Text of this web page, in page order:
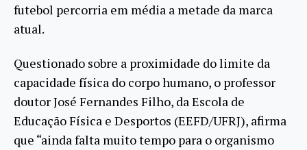
futebol percorria em média a metade da marca
atual.
Questionado sobre a proximidade do limite da
capacidade física do corpo humano, o professor
doutor José Fernandes Filho, da Escola de
Educação Física e Desportos (EEFD/UFRJ), afirma
que “ainda falta muito tempo para o organismo